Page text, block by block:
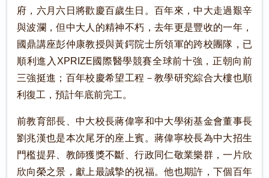
府，六月六日將歡慶百歲生日。百年來，中大走過艱辛
與波瀾，但中大人的精神不朽，去年更是豐收的一年，
國鼎講座彭仲康教授與黃鍔院士所領軍的跨校團隊，已
順利進入XPRIZE國際醫學競賽全球前十強，正朝向前
三強挺進；百年校慶希望工程－教學研究綜合大樓也順
利復工，預計年底前完工。
前教育部長、中大校長蔣偉寧和中大學術基金會董事長
劉兆漢也是本次尾牙的座上賓。蔣偉寧校長為中大招生
門檻提昇、教師獲獎不斷、行政同仁敬業樂群，一片欣
欣向榮之景，獻上最誠摯的祝福。他也期許，下個百年